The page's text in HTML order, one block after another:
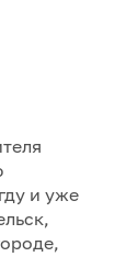
и уже